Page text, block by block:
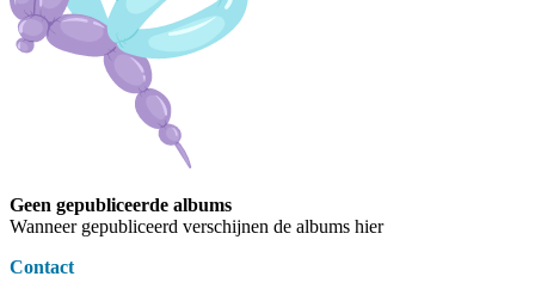
Geen gepubliceerde albums
Wanneer gepubliceerd verschijnen de albums hier
Contact